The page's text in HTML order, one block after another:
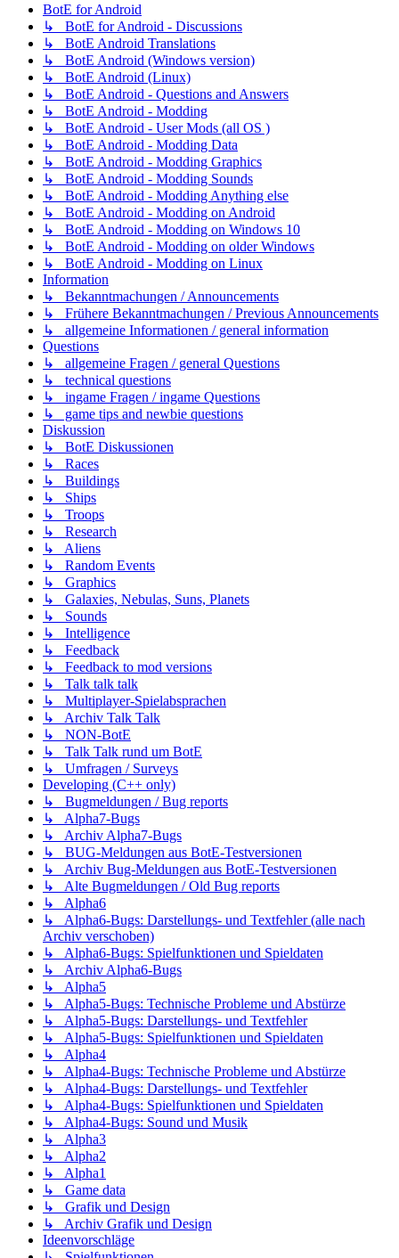
BotE for Android
↳ BotE for Android - Discussions
↳ BotE Android Translations
↳ BotE Android (Windows version)
↳ BotE Android (Linux)
↳ BotE Android - Questions and Answers
↳ BotE Android - Modding
↳ BotE Android - User Mods (all OS )
↳ BotE Android - Modding Data
↳ BotE Android - Modding Graphics
↳ BotE Android - Modding Sounds
↳ BotE Android - Modding Anything else
↳ BotE Android - Modding on Android
↳ BotE Android - Modding on Windows 10
↳ BotE Android - Modding on older Windows
↳ BotE Android - Modding on Linux
Information
↳ Bekanntmachungen / Announcements
↳ Frühere Bekanntmachungen / Previous Announcements
↳ allgemeine Informationen / general information
Questions
↳ allgemeine Fragen / general Questions
↳ technical questions
↳ ingame Fragen / ingame Questions
↳ game tips and newbie questions
Diskussion
↳ BotE Diskussionen
↳ Races
↳ Buildings
↳ Ships
↳ Troops
↳ Research
↳ Aliens
↳ Random Events
↳ Graphics
↳ Galaxies, Nebulas, Suns, Planets
↳ Sounds
↳ Intelligence
↳ Feedback
↳ Feedback to mod versions
↳ Talk talk talk
↳ Multiplayer-Spielabsprachen
↳ Archiv Talk Talk
↳ NON-BotE
↳ Talk Talk rund um BotE
↳ Umfragen / Surveys
Developing (C++ only)
↳ Bugmeldungen / Bug reports
↳ Alpha7-Bugs
↳ Archiv Alpha7-Bugs
↳ BUG-Meldungen aus BotE-Testversionen
↳ Archiv Bug-Meldungen aus BotE-Testversionen
↳ Alte Bugmeldungen / Old Bug reports
↳ Alpha6
↳ Alpha6-Bugs: Darstellungs- und Textfehler (alle nach
Archiv verschoben)
↳ Alpha6-Bugs: Spielfunktionen und Spieldaten
↳ Archiv Alpha6-Bugs
↳ Alpha5
↳ Alpha5-Bugs: Technische Probleme und Abstürze
↳ Alpha5-Bugs: Darstellungs- und Textfehler
↳ Alpha5-Bugs: Spielfunktionen und Spieldaten
↳ Alpha4
↳ Alpha4-Bugs: Technische Probleme und Abstürze
↳ Alpha4-Bugs: Darstellungs- und Textfehler
↳ Alpha4-Bugs: Spielfunktionen und Spieldaten
↳ Alpha4-Bugs: Sound und Musik
↳ Alpha3
↳ Alpha2
↳ Alpha1
↳ Game data
↳ Grafik und Design
↳ Archiv Grafik und Design
Ideenvorschläge